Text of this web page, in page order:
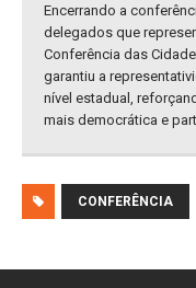
Encerrando a
delegados que
Conferência das
garantiu a
nível estadual,
mais democrática e
CONFERÊNCIA